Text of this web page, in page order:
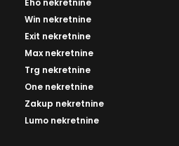
Eho nekretnine
Win nekretnine
Exit nekretnine
Max nekretnine
Trg nekretnine
One nekretnine
Zakup nekretnine
Lumo nekretnine